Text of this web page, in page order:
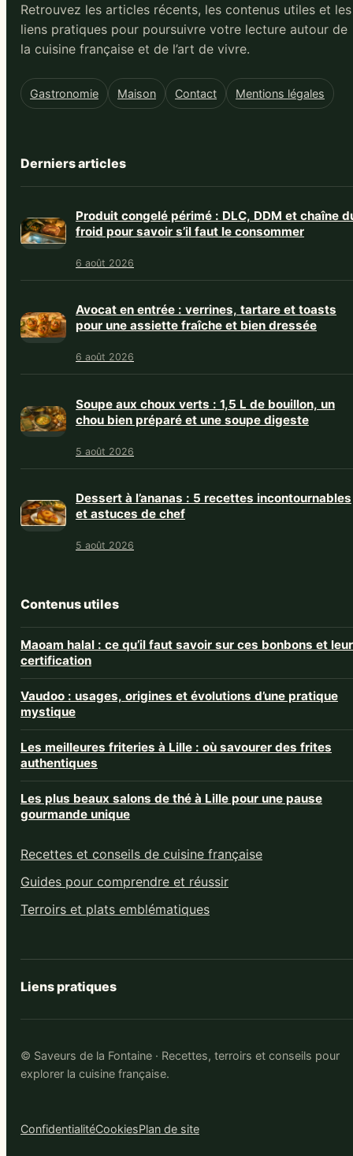
Retrouvez les articles récents, les contenus utiles et les
liens pratiques pour poursuivre votre lecture autour de
la cuisine française et de l’art de vivre.
Gastronomie Maison Contact Mentions légales
Derniers articles
Produit congelé périmé : DLC, DDM et chaîne
froid pour savoir s’il faut le consommer
6 août 2026
Avocat en entrée : verrines, tartare et toasts
pour une assiette fraîche et bien dressée
6 août 2026
Soupe aux choux verts : 1,5 L de bouillon, un
chou bien préparé et une soupe digeste
5 août 2026
Dessert à l’ananas : 5 recettes incontournables
et astuces de chef
5 août 2026
Contenus utiles
Maoam halal : ce qu’il faut savoir sur ces bonbons et leur
certification
Vaudoo : usages, origines et évolutions d’une pratique
mystique
Les meilleures friteries à Lille : où savourer des frites
authentiques
Les plus beaux salons de thé à Lille pour une pause
gourmande unique
Recettes et conseils de cuisine française
Guides pour comprendre et réussir
Terroirs et plats emblématiques
Liens pratiques
© Saveurs de la Fontaine · Recettes, terroirs et conseils pour
explorer la cuisine française.
ConfidentialitéCookiesPlan de site